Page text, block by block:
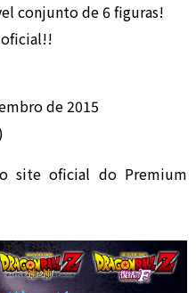
conjunto de 6 figuras!
oficial!!
de 2015
site oficial do Premium